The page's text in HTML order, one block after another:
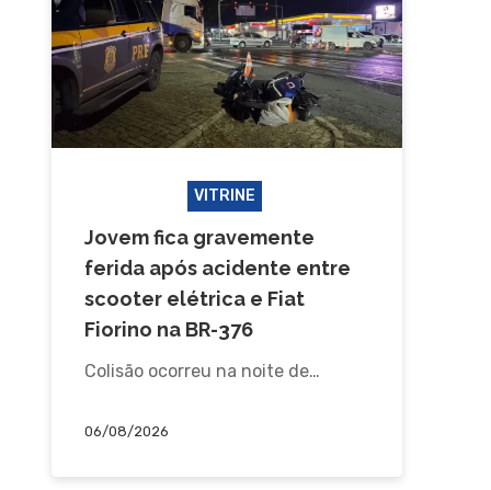
VITRINE
Jovem fica gravemente
ferida após acidente entre
scooter elétrica e Fiat
Fiorino na BR-376
Colisão ocorreu na noite de…
06/08/2026